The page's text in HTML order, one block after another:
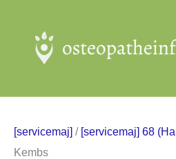
contenu
[servicemaj] / [servicemaj] 68
Kembs